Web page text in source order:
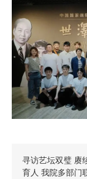
寻访艺坛双璧
育人 我院多部门